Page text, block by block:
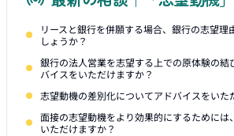
リースと銀行を併願する場合、銀行の志望理
しょうか？
銀行の法人営業を志望する上での原体験の結
バイスをいただけますか？
志望動機の差別化についてアドバイスをいた
面接の志望動機をより効果的にするためには
いただけますか？